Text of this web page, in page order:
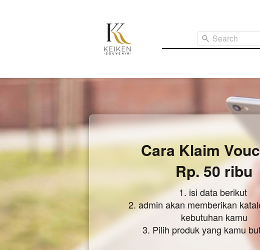
Search
Cara Klaim
Rp. 50 ribu
1. isi data berikut
2. admin akan memberikan
kebutuhan kamu
3. Pilih produk yang kamu